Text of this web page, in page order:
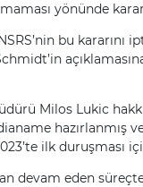
yönünde
bu kararını
Milos Lukic
hazırlanmış
ilk duruşması
devam eden